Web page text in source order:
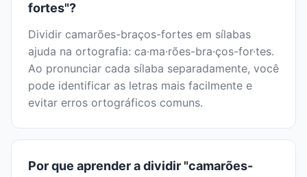
fortes"?
Dividir camarões-braços-fortes em sílabas
ajuda na ortografia: ca·ma·rões-bra·ços-for·tes.
Ao pronunciar cada sílaba separadamente, você
pode identificar as letras mais facilmente e
evitar erros ortográficos comuns.
Por que aprender a dividir "camarões-